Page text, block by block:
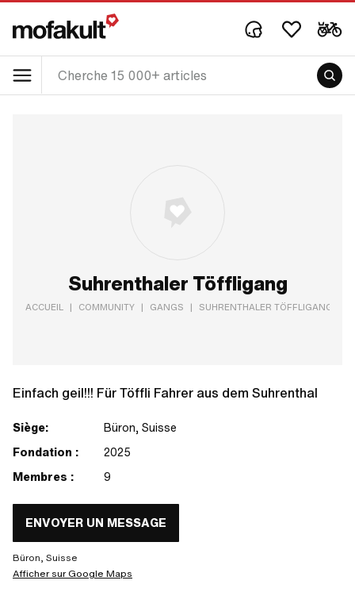
Suhrenthaler Töffligang
ACCUEIL | COMMUNITY | GANGS | SUHRENTHALER TÖFFLIGANG
Einfach geil!!! Für Töffli Fahrer aus dem Suhrenthal
Siège:
Büron, Suisse
Fondation :
2025
Membres :
9
ENVOYER UN MESSAGE
Büron, Suisse
Afficher sur Google Maps